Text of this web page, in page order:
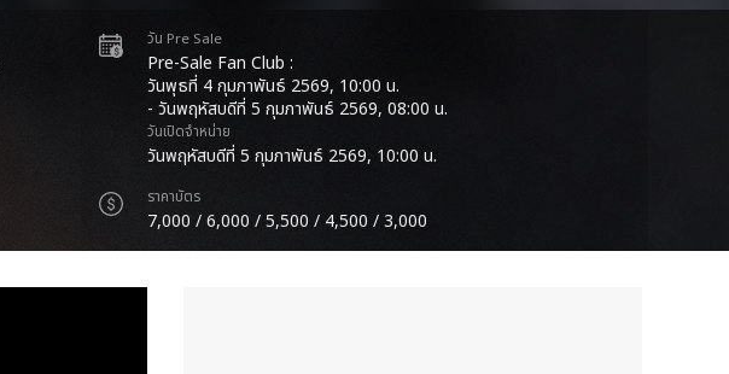
วัน Pre Sale
Pre-Sale Fan Club :
วันพุธที่ 4 กุมภาพันธ์ 2569, 10:00 น.
- วันพฤหัสบดีที่ 5 กุมภาพันธ์ 2569, 08:00 น.
วันเปิดจำหน่าย
วันพฤหัสบดีที่ 5 กุมภาพันธ์ 2569, 10:00 น.
ราคาบัตร
7,000 / 6,000 / 5,500 / 4,500 / 3,000